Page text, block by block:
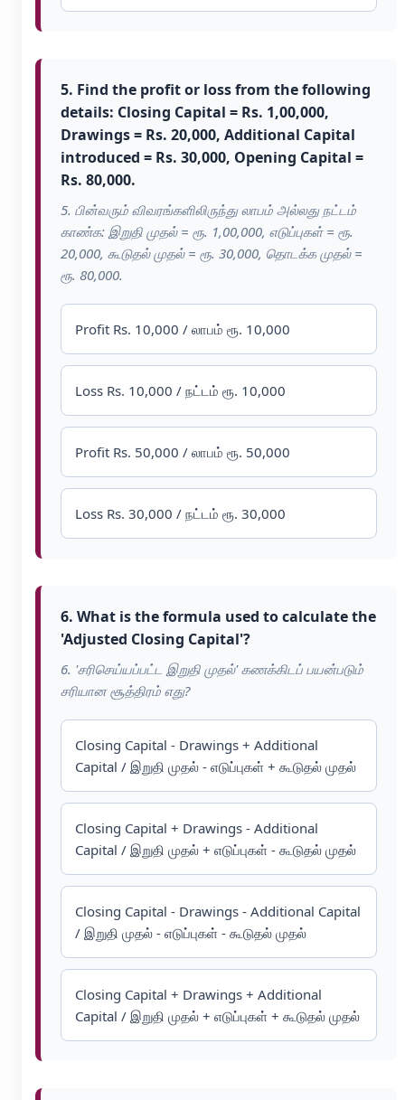
5. Find the profit or loss from the following
details: Closing Capital = Rs. 1,00,000,
Drawings = Rs. 20,000, Additional Capital
introduced = Rs. 30,000, Opening Capital =
Rs. 80,000.
5. பின்வரும் விவரங்களிலிருந்து லாபம் அல்லது நட்டம்
காண்க: இறுதி முதல் = ரூ. 1,00,000, எடுப்புகள் = ரூ.
20,000, கூடுதல் முதல் = ரூ. 30,000, தொடக்க முதல் =
ரூ. 80,000.
Profit Rs. 10,000 / லாபம் ரூ. 10,000
Loss Rs. 10,000 / நட்டம் ரூ. 10,000
Profit Rs. 50,000 / லாபம் ரூ. 50,000
Loss Rs. 30,000 / நட்டம் ரூ. 30,000
6. What is the formula used to calculate the
'Adjusted Closing Capital'?
6. 'சரிசெய்யப்பட்ட இறுதி முதல்' கணக்கிடப் பயன்படும்
சரியான சூத்திரம் எது?
Closing Capital - Drawings + Additional
Capital / இறுதி முதல் - எடுப்புகள் + கூடுதல் முதல்
Closing Capital + Drawings - Additional
Capital / இறுதி முதல் + எடுப்புகள் - கூடுதல் முதல்
Closing Capital - Drawings - Additional Capital
/ இறுதி முதல் - எடுப்புகள் - கூடுதல் முதல்
Closing Capital + Drawings + Additional
Capital / இறுதி முதல் + எடுப்புகள் + கூடுதல் முதல்